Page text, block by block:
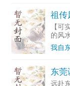
祖传
【可
的风
能直
风水
我自
东莞
远赴